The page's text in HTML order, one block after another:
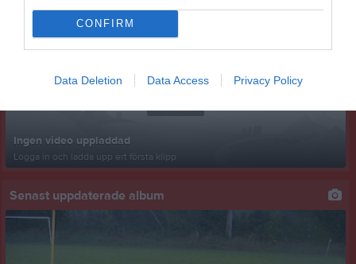
CONFIRM
Data Deletion Data Access Privacy Policy
Senast uppladdade video
Ingen video uppladdad
Logga in och ladda upp ert första klipp
Senast uppdaterade album